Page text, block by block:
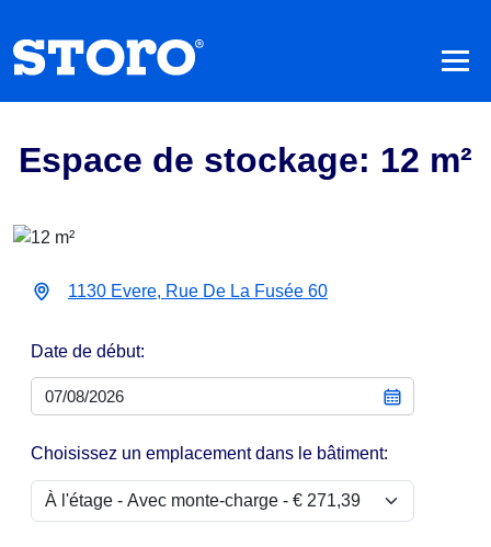
Espace de stockage: 12 m²
1130 Evere, Rue De La Fusée 60
Date de début:
Choisissez un emplacement dans le bâtiment: